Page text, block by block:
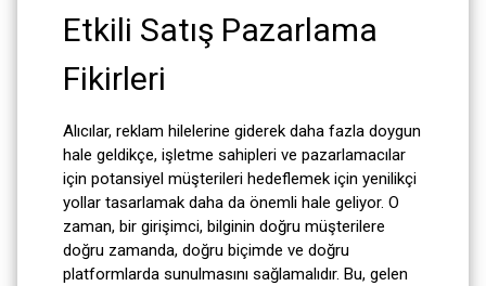
Etkili Satış Pazarlama
Fikirleri
Alıcılar, reklam hilelerine giderek daha fazla doygun
hale geldikçe, işletme sahipleri ve pazarlamacılar
için potansiyel müşterileri hedeflemek için yenilikçi
yollar tasarlamak daha da önemli hale geliyor. O
zaman, bir girişimci, bilginin doğru müşterilere
doğru zamanda, doğru biçimde ve doğru
platformlarda sunulmasını sağlamalıdır. Bu, gelen